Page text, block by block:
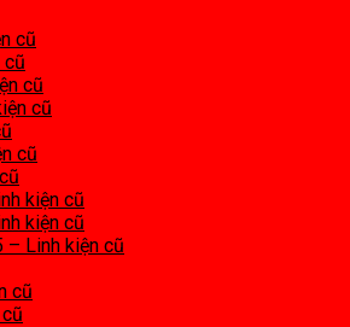
cũ
cũ
cũ
cũ
cũ
kiện cũ
kiện cũ
– Linh kiện cũ
cũ